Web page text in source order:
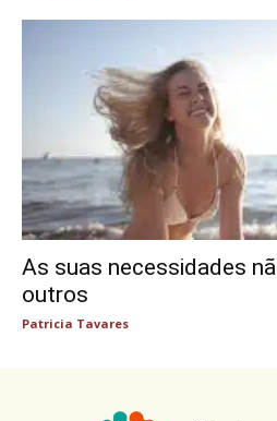
As suas necessidades
outros
Patricia Tavares